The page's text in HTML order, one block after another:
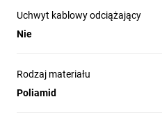
Uchwyt kablowy odciążający
Nie
Rodzaj materiału
Poliamid